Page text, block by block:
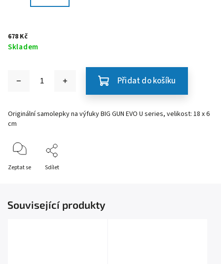
678 Kč
Skladem
Přidat do košíku
Originální samolepky na výfuky BIG GUN EVO U series, velikost: 18 x 6
cm
Zeptat se Sdílet
Související produkty